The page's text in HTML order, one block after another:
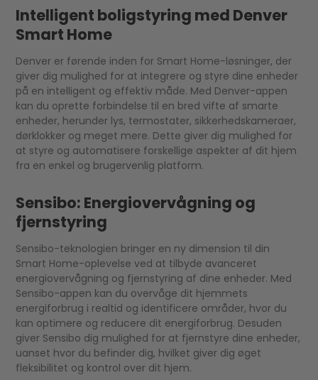
Intelligent boligstyring med Denver
Smart Home
Denver er førende inden for Smart Home-løsninger, der
giver dig mulighed for at integrere og styre dine enheder
på en intelligent og effektiv måde. Med Denver-appen
kan du oprette forbindelse til en bred vifte af smarte
enheder, herunder lys, termostater, sikkerhedskameraer,
dørklokker og meget mere. Dette giver dig mulighed for
at styre og automatisere forskellige aspekter af dit hjem
fra en enkel og brugervenlig platform.
Sensibo: Energiovervågning og
fjernstyring
Sensibo-teknologien bringer en ny dimension til din
Smart Home-oplevelse ved at tilbyde avanceret
energiovervågning og fjernstyring af dine enheder. Med
Sensibo-appen kan du overvåge dit hjemmets
energiforbrug i realtid og identificere områder, hvor du
kan optimere og reducere dit energiforbrug. Desuden
giver Sensibo dig mulighed for at fjernstyre dine enheder,
uanset hvor du befinder dig, hvilket giver dig øget
fleksibilitet og kontrol over dit hjem.